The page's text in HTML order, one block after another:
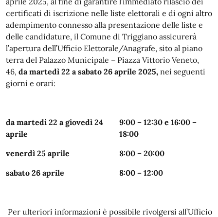
certificati di iscrizione nelle liste elettorali e di ogni altro
adempimento connesso alla presentazione delle liste e
delle candidature, il Comune di Triggiano assicurerà
l’apertura dell’Ufficio Elettorale/Anagrafe, sito al piano
terra del Palazzo Municipale – Piazza Vittorio Veneto,
46, da martedì 22 a sabato 26 aprile 2025, nei seguenti
giorni e orari:
da martedì 22 a giovedì 24
aprile
9:00 – 12:30 e 16:00 –
18:00
venerdì 25 aprile
8:00 – 20:00
sabato 26 aprile
8:00 – 12:00
Per ulteriori informazioni è possibile rivolgersi all’Ufficio